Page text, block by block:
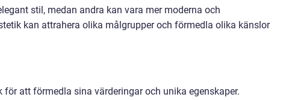
stil, medan andra kan vara mer moderna och
kan attrahera olika målgrupper och förmedla olika känslor
att förmedla sina värderingar och unika egenskaper.